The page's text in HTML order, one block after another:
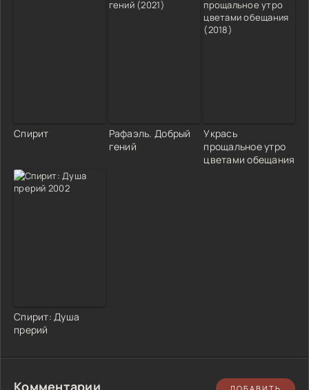
Спирит
Рафаэль. Добрый
гений
Укрась
прощальное утро
цветами обещания
Спирит: Душа
прерий
Комментарии